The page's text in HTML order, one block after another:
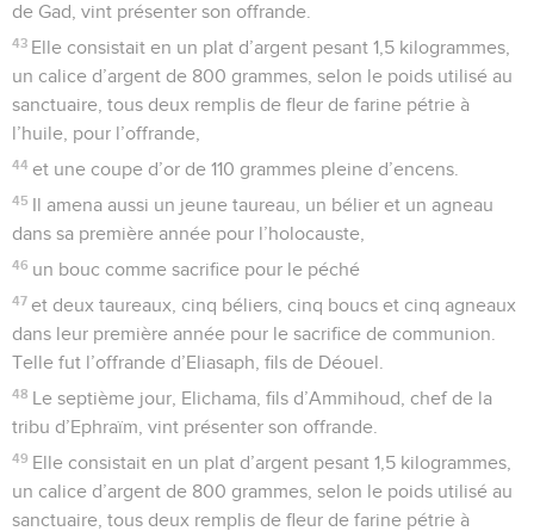
de Gad, vint présenter son offrande.
43 Elle consistait en un plat d’argent pesant 1,5 kilogrammes,
un calice d’argent de 800 grammes, selon le poids utilisé au
sanctuaire, tous deux remplis de fleur de farine pétrie à
l’huile, pour l’offrande,
44 et une coupe d’or de 110 grammes pleine d’encens.
45 Il amena aussi un jeune taureau, un bélier et un agneau
dans sa première année pour l’holocauste,
46 un bouc comme sacrifice pour le péché
47 et deux taureaux, cinq béliers, cinq boucs et cinq agneaux
dans leur première année pour le sacrifice de communion.
Telle fut l’offrande d’Eliasaph, fils de Déouel.
48 Le septième jour, Elichama, fils d’Ammihoud, chef de la
tribu d’Ephraïm, vint présenter son offrande.
49 Elle consistait en un plat d’argent pesant 1,5 kilogrammes,
un calice d’argent de 800 grammes, selon le poids utilisé au
sanctuaire, tous deux remplis de fleur de farine pétrie à